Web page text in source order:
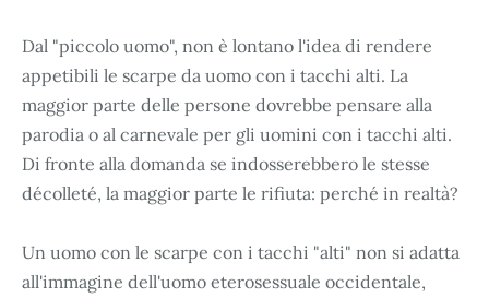
Dal "piccolo uomo", non è lontano l'idea di rendere
appetibili le scarpe da uomo con i tacchi alti. La
maggior parte delle persone dovrebbe pensare alla
parodia o al carnevale per gli uomini con i tacchi alti.
Di fronte alla domanda se indosserebbero le stesse
décolleté, la maggior parte le rifiuta: perché in realtà?
Un uomo con le scarpe con i tacchi "alti" non si adatta
all'immagine dell'uomo eterosessuale occidentale,